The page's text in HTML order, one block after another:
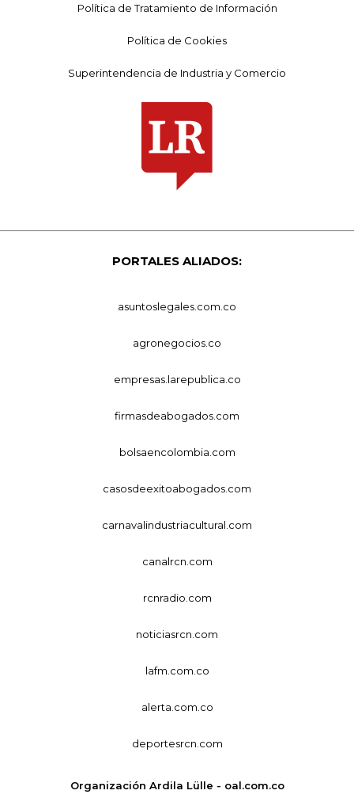
Política de Tratamiento de Información
Política de Cookies
Superintendencia de Industria y Comercio
PORTALES ALIADOS:
asuntoslegales.com.co
agronegocios.co
empresas.larepublica.co
firmasdeabogados.com
bolsaencolombia.com
casosdeexitoabogados.com
carnavalindustriacultural.com
canalrcn.com
rcnradio.com
noticiasrcn.com
lafm.com.co
alerta.com.co
deportesrcn.com
Organización Ardila Lülle - oal.com.co